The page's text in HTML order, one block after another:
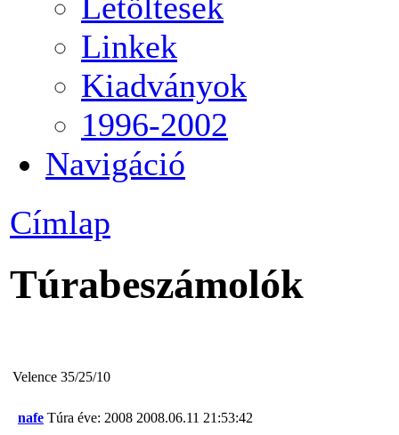
Linkek
Kiadványok
1996-2002
Navigáció
Címlap
Túrabeszámolók
Velence 35/25/10
nafe Túra éve: 2008 2008.06.11 21:53:42